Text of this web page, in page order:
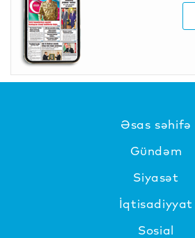
Əsas səhifə
Gündəm
Siyasət
İqtisadiyyat
Sosial